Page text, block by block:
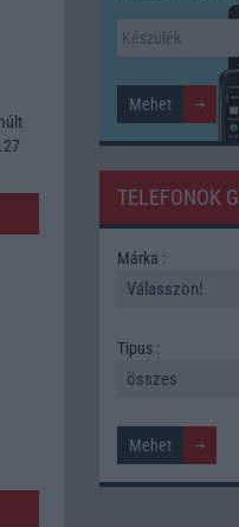
TELEFONOK
Márka :
Tipus :